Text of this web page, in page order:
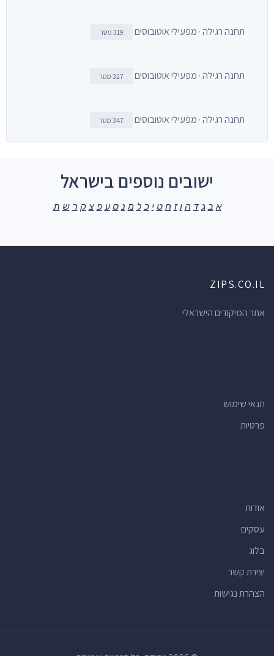
תחנה רגילה · מפעילי אוטובוסים 319 מטר
תחנה רגילה · מפעילי אוטובוסים 327 מטר
תחנה רגילה · מפעילי אוטובוסים 347 מטר
ישובים נוספים בישראל
א ב ג ד ה ו ז ח ט י כ ל מ נ ס ע פ צ ק ר ש ת
ZIPS.CO.IL
אתר המיקודים הישראלי
תנאי שימוש
פרטיות
אודות
עסקים
בלוג
יצירת קשר
הצהרת נגישות